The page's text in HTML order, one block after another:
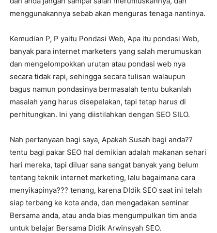
menggunakannya sebab akan menguras tenaga nantinya.
Kemudian P, P yaitu Pondasi Web, Apa itu pondasi Web,
banyak para internet marketers yang salah merumuskan
dan mengelompokkan urutan atau pondasi web nya
secara tidak rapi, sehingga secara tulisan walaupun
bagus namun pondasinya bermasalah tentu bukanlah
masalah yang harus disepelakan, tapi tetap harus di
perhitungkan. Ini yang diistilahkan dengan SEO SILO.
Nah pertanyaan bagi saya, Apakah Susah bagi anda??
tentu bagi pakar SEO hal demikian adalah makanan sehari
hari mereka, tapi diluar sana sangat banyak yang belum
tentang teknik internet marketing, lalu bagaimana cara
menyikapinya??? tenang, karena DIdik SEO saat ini telah
siap terbang ke kota anda, dan mengadakan seminar
Bersama anda, atau anda bias mengumpulkan tim anda
untuk belajar Bersama Didik Arwinsyah SEO.